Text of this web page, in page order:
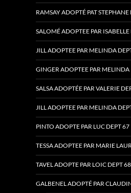
RAMSAY ADOPTÉ PAT STEPHANE
SALOMÉ ADOPTEE PAR
JILL ADOPTEE PAR MELINDA
GINGER ADOPTEE PAR MELINDA
SALSA ADOPTÉE PAR VALERIE
JILL ADOPTEE PAR MELINDA
PINTO ADOPTE PAR LUC DEPT 67
TESSA ADOPTEE PAR MARIE
TAVEL ADOPTE PAR LOIC DEPT 68
GALBENEL ADOPTÉ PAR